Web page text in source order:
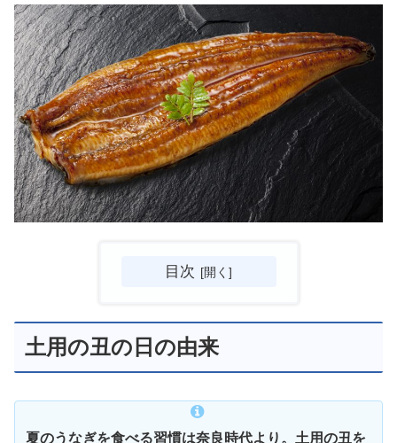
目次
土用の丑の日の由来
夏のうなぎを食べる習慣は奈良時代より。土用の丑を